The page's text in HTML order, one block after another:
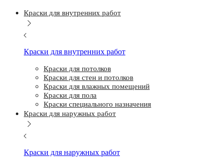
Краски для внутренних работ
Краски для внутренних работ
Краски для потолков
Краски для стен и потолков
Краски для влажных помещений
Краски для пола
Краски специального назначения
Краски для наружных работ
Краски для наружных работ